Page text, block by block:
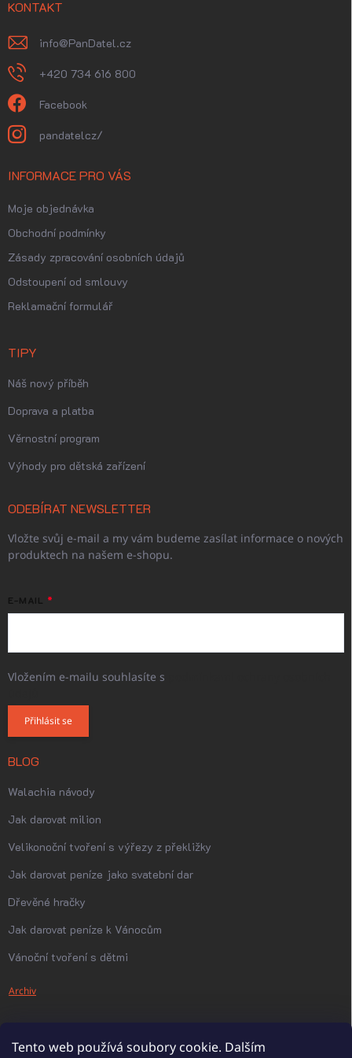
Tento web používá soubory cookie. Dalším
KONTAKT
info@PanDatel.cz
+420 734 616 800
Facebook
pandatelcz/
INFORMACE PRO VÁS
Moje objednávka
Obchodní podmínky
Zásady zpracování osobních údajů
Odstoupení od smlouvy
Reklamační formulář
TIPY
Náš nový příběh
Doprava a platba
Věrnostní program
Výhody pro dětská zařízení
ODEBÍRAT NEWSLETTER
Vložte svůj e-mail a my vám budeme zasílat informace o nových
produktech na našem e-shopu.
E-MAIL
Vložením e-mailu souhlasíte s
Přihlásit se
BLOG
Walachia návody
Jak darovat milion
Velikonoční tvoření s výřezy z překližky
Jak darovat peníze jako svatební dar
Dřevěné hračky
Jak darovat peníze k Vánocům
Vánoční tvoření s dětmi
Archiv